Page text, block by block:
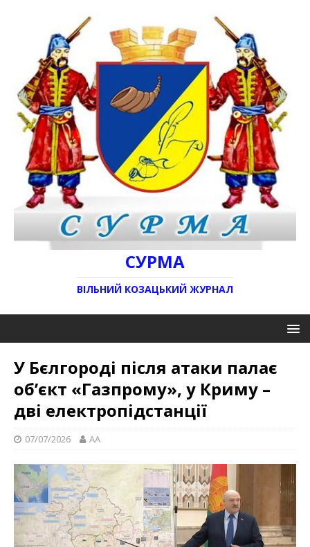
СУРМА
ВІЛЬНИЙ КОЗАЦЬКИЙ ЖУРНАЛ
У Бєлгороді після атаки палає
об’єкт «Газпрому», у Криму –
дві електропідстанції
07/07/2026 AA